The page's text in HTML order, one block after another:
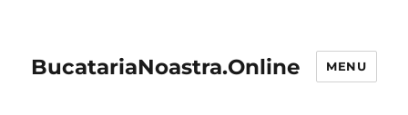
BucatariaNoastra.Online MENU